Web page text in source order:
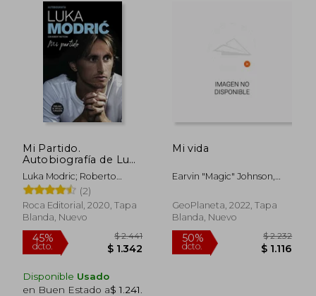
20%
dcto. $ 956
45%
dcto.
Mi Partido.
Autobiografía de Luka
Modric
Luka Modric; Roberto
Mattioni
(2)
Roca Editorial, 2020, Tapa
Blanda, Nuevo
Disponible Usado
en Buen Estado a$ 1.241
Mi vida
Earvin "Magic" Johnson,
GeoPlaneta, 2022, Tapa
Blanda, Nuevo